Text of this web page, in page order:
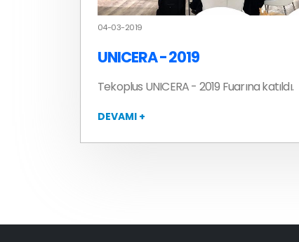
04-03-2019
UNICERA - 2019
Tekoplus UNICERA - 2019 Fuarına katıldı.
DEVAMI +